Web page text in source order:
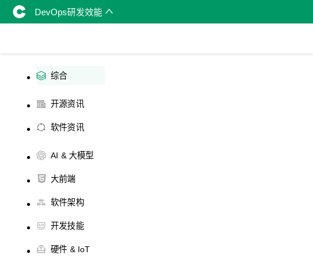
DevOps研发效能
综合
开源资讯
软件资讯
AI & 大模型
大前端
软件架构
开发技能
硬件 & IoT